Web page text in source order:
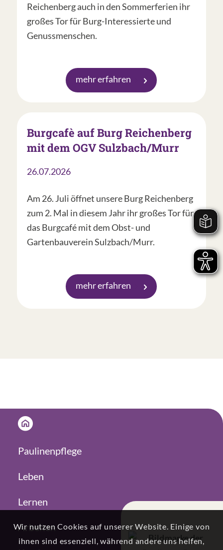
Reichenberg auch in den Sommerferien ihr
großes Tor für Burg-Interessierte und
Genussmenschen.
mehr erfahren
Burgcafè auf Burg Reichenberg
mit dem OGV Sulzbach/Murr
26.07.2026
Am 26. Juli öffnet unsere Burg Reichenberg
zum 2. Mal in diesem Jahr ihr großes Tor für
das Burgcafé mit dem Obst- und
Gartenbauverein Sulzbach/Murr.
mehr erfahren
Paulinenpflege
Leben
Lernen
Arbeiten
Wir nutzen Cookies auf unserer Website. Einige von
ihnen sind essenziell, während andere uns helfen,